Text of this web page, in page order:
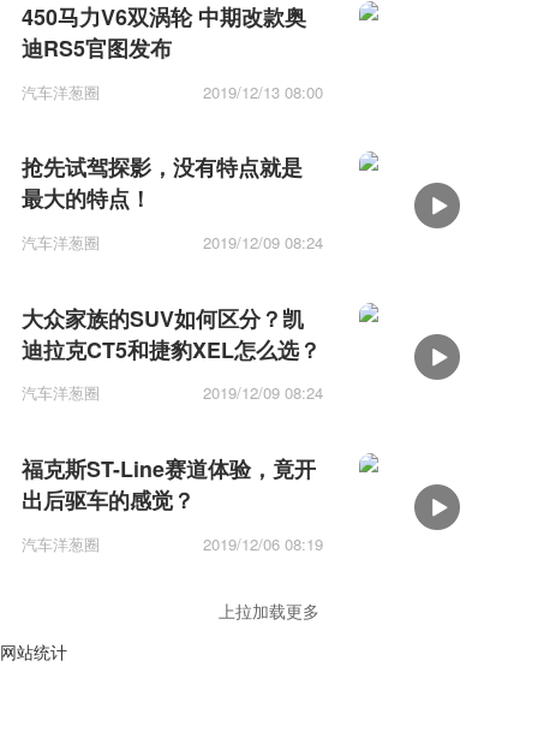
450马力V6双涡轮 中期改款奥
迪RS5官图发布
汽车洋葱圈 2019/12/13 08:00
抢先试驾探影，没有特点就是
最大的特点！
汽车洋葱圈 2019/12/09 08:24
大众家族的SUV如何区分？凯
迪拉克CT5和捷豹XEL怎么选？
汽车洋葱圈 2019/12/09 08:24
福克斯ST-Line赛道体验，竟开
出后驱车的感觉？
汽车洋葱圈 2019/12/06 08:19
上拉加载更多
网站统计